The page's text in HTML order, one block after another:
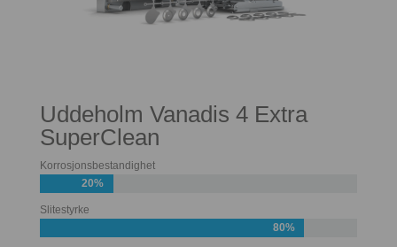
Uddeholm Vanadis 4 Extra
SuperClean
Korrosjonsbestandighet
20%
Slitestyrke
80%